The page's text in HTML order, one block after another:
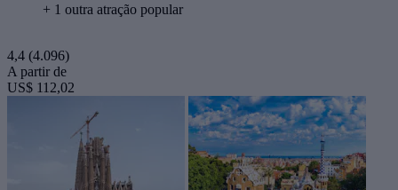
+ 1 outra atração popular
4,4 (4.096)
A partir de
US$ 112,02